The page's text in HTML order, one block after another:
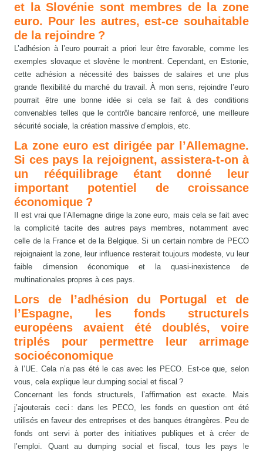
et la Slovénie sont membres de la zone
euro. Pour les autres, est-ce souhaitable
de la rejoindre ?
L’adhésion à l’euro pourrait a priori leur être favorable, comme les
exemples slovaque et slovène le montrent. Cependant, en Estonie,
cette adhésion a nécessité des baisses de salaires et une plus
grande flexibilité du marché du travail. À mon sens, rejoindre l’euro
pourrait être une bonne idée si cela se fait à des conditions
convenables telles que le contrôle bancaire renforcé, une meilleure
sécurité sociale, la création massive d’emplois, etc.
La zone euro est dirigée par l’Allemagne.
Si ces pays la rejoignent, assistera-t-on à
un rééquilibrage étant donné leur
important potentiel de croissance
économique ?
Il est vrai que l’Allemagne dirige la zone euro, mais cela se fait avec
la complicité tacite des autres pays membres, notamment avec
celle de la France et de la Belgique. Si un certain nombre de PECO
rejoignaient la zone, leur influence resterait toujours modeste, vu leur
faible dimension économique et la quasi-inexistence de
multinationales propres à ces pays.
Lors de l’adhésion du Portugal et de
l’Espagne, les fonds structurels
européens avaient été doublés, voire
triplés pour permettre leur arrimage
socioéconomique
à l’UE. Cela n’a pas été le cas avec les PECO. Est-ce que, selon
vous, cela explique leur dumping social et fiscal ?
Concernant les fonds structurels, l’affirmation est exacte. Mais
j’ajouterais ceci : dans les PECO, les fonds en question ont été
utilisés en faveur des entreprises et des banques étrangères. Peu de
fonds ont servi à porter des initiatives publiques et à créer de
l’emploi. Quant au dumping social et fiscal, tous les pays le